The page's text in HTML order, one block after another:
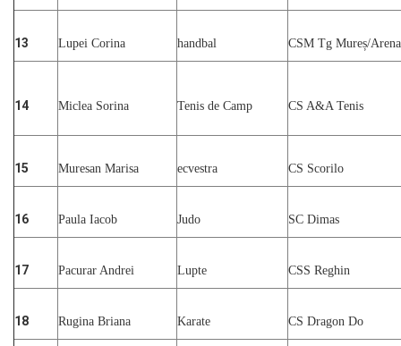
13 Lupei Corina handbal CSM Tg Mureș/Arena
14 Miclea Sorina Tenis de Camp CS A&A Tenis
15 Muresan Marisa ecvestra CS Scorilo
16 Paula Iacob Judo SC Dimas
17 Pacurar Andrei Lupte CSS Reghin
18 Rugina Briana Karate CS Dragon Do